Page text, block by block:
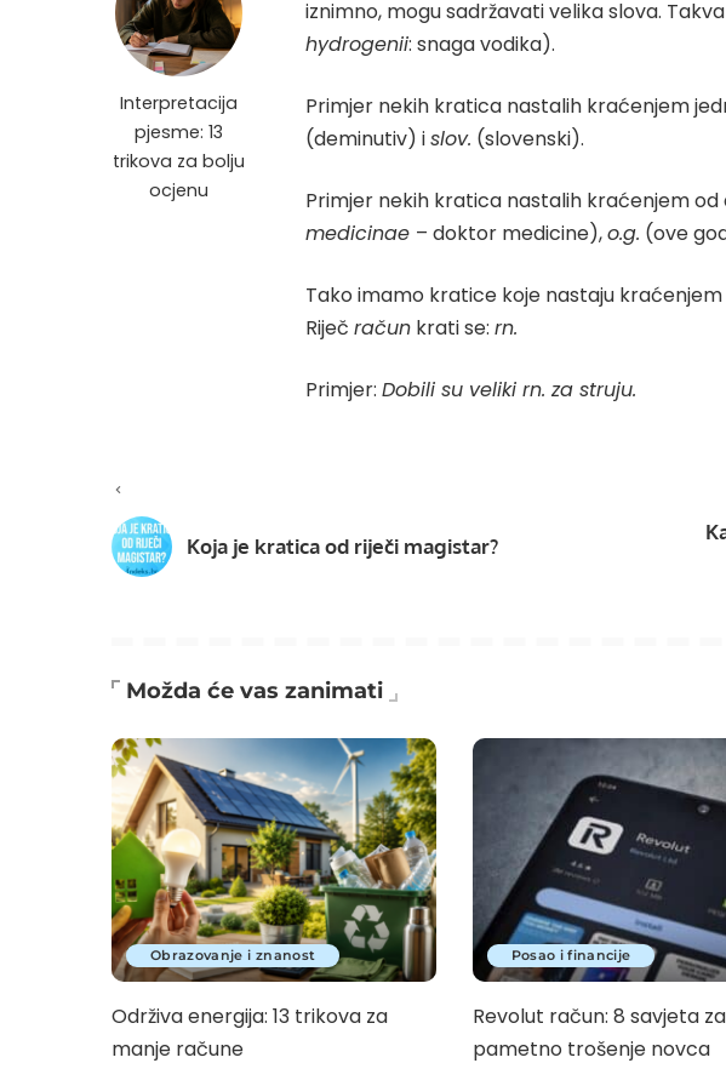
Interpretacija
pjesme: 13
trikova za bolju
ocjenu
iznimno, mogu sadržavati velika slova.
hydrogenii: snaga vodika).
Primjer nekih kratica nastalih kraćenjem
(deminutiv) islov. (slovenski).
Primjer nekih kratica nastalih kraćenjem od
medicinae – doktor medicine),o.g. (ove
Tako imamo kratice koje nastaju
Riječ račun krati se: rn.
Primjer: Dobili su veliki rn. za struju.
Koja je kratica od riječi magistar?
Možda će vas zanimati
Obrazovanje i znanost
Održiva energija: 13 trikova za
manje račune
Posao i financije
Revolut račun: 8 savjeta za
pametno trošenje novca